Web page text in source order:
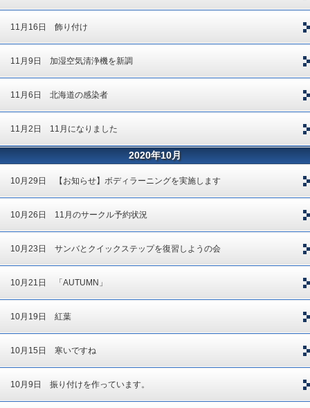
11月16日 飾り付け
11月9日 加湿空気清浄機を新調
11月6日 北海道の感染者
11月2日 11月になりました
2020年10月
10月29日 【お知らせ】ボディラーニングを実施します
10月26日 11月のサークル予約状況
10月23日 サンバとクイックステップを復習しようの会
10月21日 「AUTUMN」
10月19日 紅葉
10月15日 寒いですね
10月9日 振り付けを作っています。